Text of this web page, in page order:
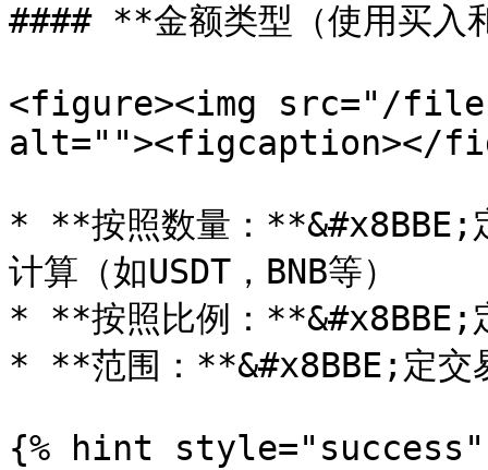
#### **金额类型（使用买入
<figure><img src="/files/
alt=""><figcaption></
* **按照数量：**&#x8BBE;
计算（如USDT，BNB等）
* **按照比例：**&#x8BBE;
* **范围：**&#x8BBE;定交
{% hint style="success"